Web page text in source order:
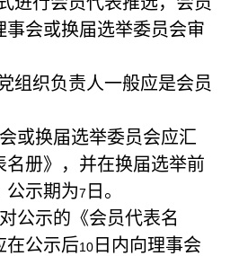
事会或换届选举委员会审
组织负责人一般应是会员
或换届选举委员会应汇
名册》，并在换届选举前
公示期为7 日。
公示的《会员代表名
在公示后10 日内向理事会